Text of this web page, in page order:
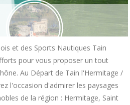
et des Sports Nautiques Tain
pour vous proposer un tout
Au Départ de Tain l'Hermitage /
l'occasion d'admirer les paysages
de la région : Hermitage, Saint